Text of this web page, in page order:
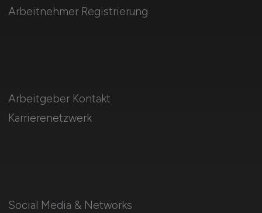
Arbeitnehmer Registrierung
Social Media & Networks
Arbeitgeber Kontakt
Karrierenetzwerk